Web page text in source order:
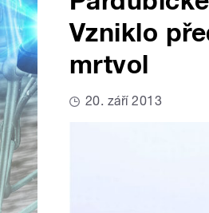
Vzniklo
mrtvol
20. září 2013